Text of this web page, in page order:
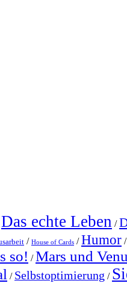
Das echte Leben /
/ House of Cards /Humor /
so! /Mars und
/ Selbstoptimierung /